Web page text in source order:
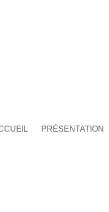
PRÉSENTATION